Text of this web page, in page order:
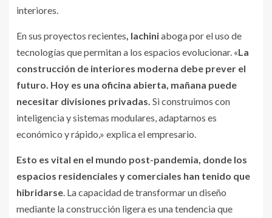
interiores.
En sus proyectos recientes , Iachiniaboga por el uso de
tecnologías que permitan a los espacios evolucionar. «La
construcción de interiores moderna debe prever el
futuro. Hoy es una oficina abierta, mañana puede
necesitar divisiones privadas. Si construimos con
inteligencia y sistemas modulares, adaptarnos es
económico y rápido,» explica el empresario.
Esto es vital en el mundo post-pandemia, donde los
espacios residenciales y comerciales han tenido que
hibridarse . La capacidad de transformar un diseño
mediante la construcción ligera es una tendencia que